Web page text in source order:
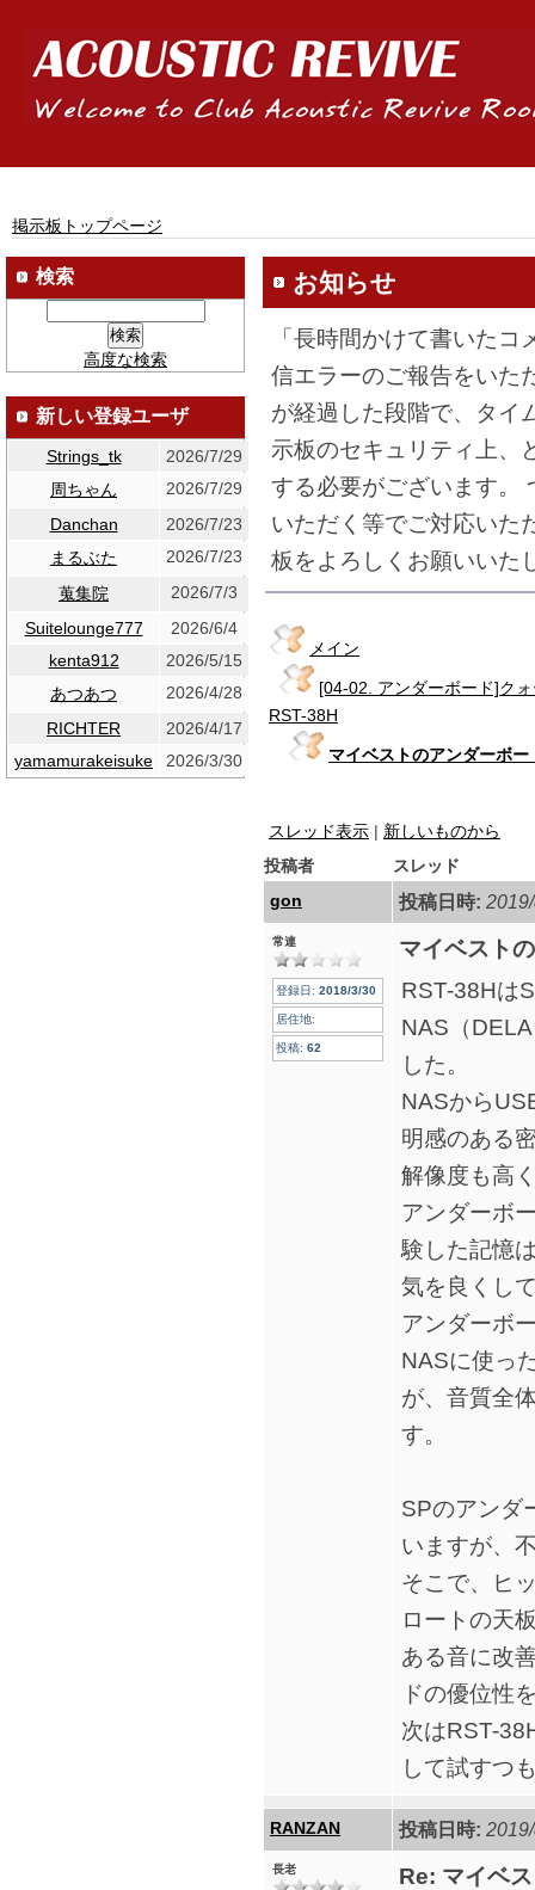
掲示板トップページ
お知らせ
「長時間かけて書いた
信エラーのご報告をいた
が経過した段階で、タイ
示板のセキュリティ上、
する必要がございます。
いただく等でご対応いた
板をよろしくお願いいた
メイン
[04-02. アンダーボード]ク
RST-38H
マイベストのアンダーボー
スレッド表示 | 新しいものから
投稿者
スレッド
gon
投稿日時:
常連
登録日: 2018/3/30
居住地:
投稿: 62
マイベスト
RST-38Hは
NAS（
した。
NASから
明感のある
解像度も高
アンダーボ
験した記憶
気を良くし
アンダーボ
NASに使っ
が、音質全
す。
SPのアンダ
いますが、
そこで、ヒ
ロートの天
ある音に改
ドの優位性
次はRST-
して試すつ
RANZAN 投稿日時:
長老 Re: マイベ
検索
高度な検索
新しい登録ユーザ
Strings_tk
2026/7/29
周ちゃん
2026/7/29
Danchan
2026/7/23
まるぶた
2026/7/23
蒐集院
2026/7/3
Suitelounge777
2026/6/4
kenta912
2026/5/15
あつあつ
2026/4/28
RICHTER
2026/4/17
yamamurakeisuke
2026/3/30